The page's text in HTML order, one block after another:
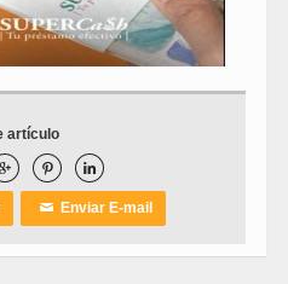
artículo
  
✉ Enviar E-mail